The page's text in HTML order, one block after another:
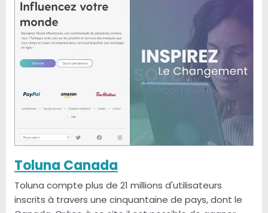
Toluna Canada
Toluna compte plus de 21 millions d'utilisateurs
inscrits à travers une cinquantaine de pays, dont le